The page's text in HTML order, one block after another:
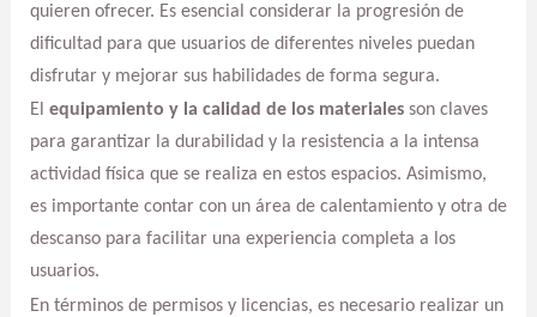
quieren ofrecer. Es esencial considerar la progresión de
dificultad para que usuarios de diferentes niveles puedan
disfrutar y mejorar sus habilidades de forma segura.
El equipamiento y la calidad de los materialesson claves
para garantizar la durabilidad y la resistencia a la intensa
actividad física que se realiza en estos espacios. Asimismo,
es importante contar con un área de calentamiento y otra de
descanso para facilitar una experiencia completa a los
usuarios.
En términos de permisos y licencias, es necesario realizar un